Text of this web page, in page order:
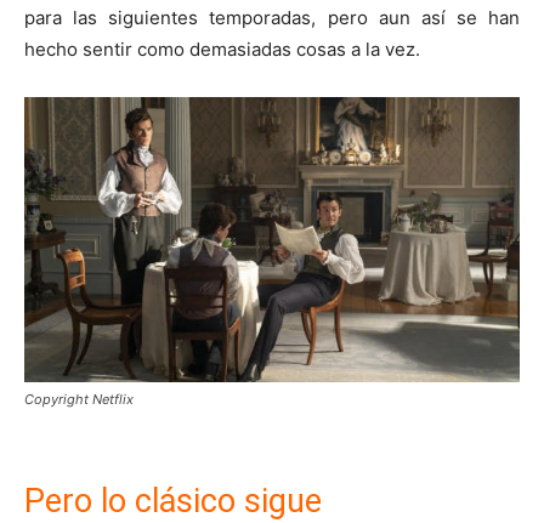
para las siguientes temporadas, pero aun así se han
hecho sentir como demasiadas cosas a la vez.
Copyright Netflix
Pero lo clásico sigue